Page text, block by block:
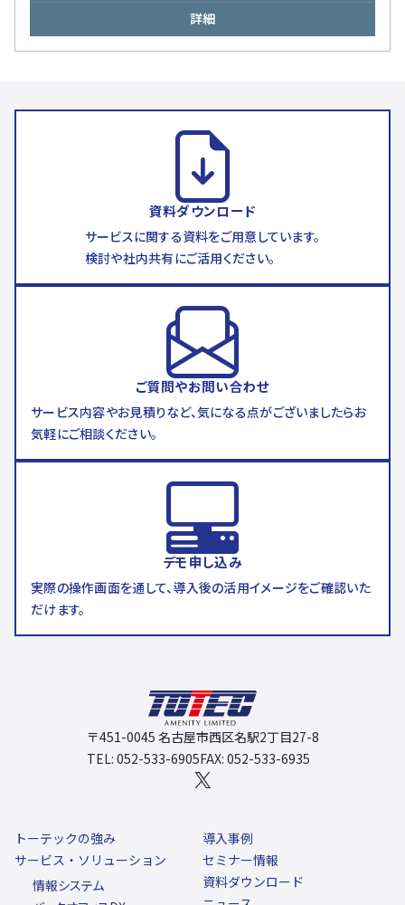
詳細
資料ダウンロード
サービスに関する資料をご用意しています。
検討や社内共有にご活用ください。
ご質問やお問い合わせ
サービス内容やお見積りなど、気になる点がございましたらお
気軽にご相談ください。
デモ申し込み
実際の操作画面を通して、導入後の活用イメージをご確認いた
だけます。
〒451-0045 名古屋市西区名駅2丁目27-8
TEL: 052-533-6905FAX: 052-533-6935
X
トーテックの強み
サービス・ソリューション
情報システム
導入事例
セミナー情報
資料ダウンロード